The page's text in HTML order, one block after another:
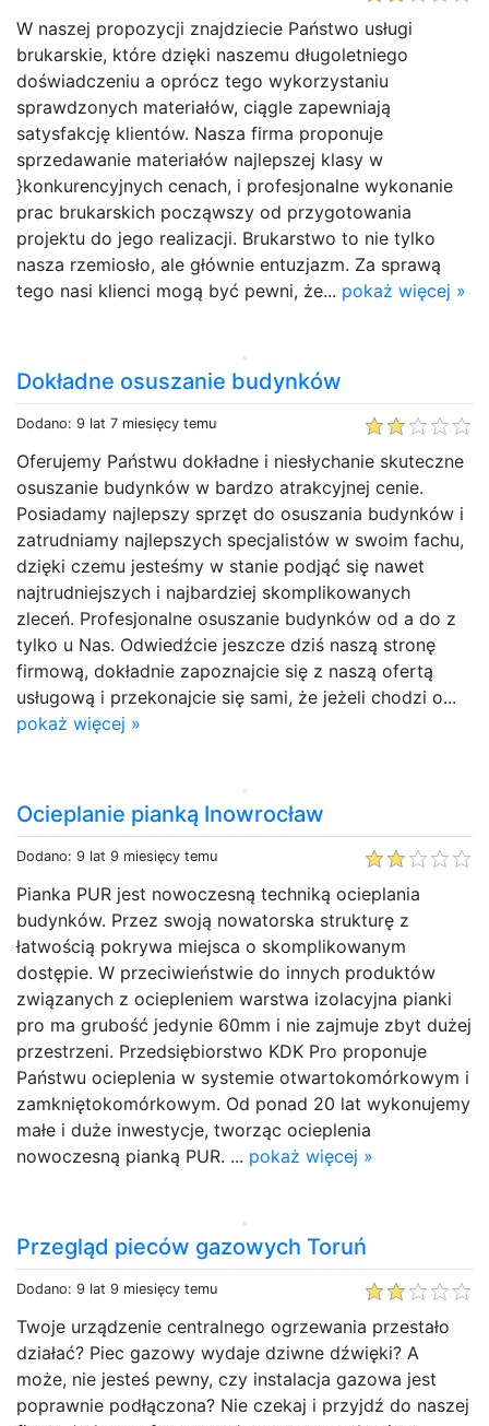
W naszej propozycji znajdziecie Państwo usługi
brukarskie, które dzięki naszemu długoletniego
doświadczeniu a oprócz tego wykorzystaniu
sprawdzonych materiałów, ciągle zapewniają
satysfakcję klientów. Nasza firma proponuje
sprzedawanie materiałów najlepszej klasy w
}konkurencyjnych cenach, i profesjonalne wykonanie
prac brukarskich począwszy od przygotowania
projektu do jego realizacji. Brukarstwo to nie tylko
nasza rzemiosło, ale głównie entuzjazm. Za sprawą
tego nasi klienci mogą być pewni, że... pokaż więcej »
Dokładne osuszanie budynków
Dodano: 9 lat 7 miesięcy temu
Oferujemy Państwu dokładne i niesłychanie skuteczne
osuszanie budynków w bardzo atrakcyjnej cenie.
Posiadamy najlepszy sprzęt do osuszania budynków i
zatrudniamy najlepszych specjalistów w swoim fachu,
dzięki czemu jesteśmy w stanie podjąć się nawet
najtrudniejszych i najbardziej skomplikowanych
zleceń. Profesjonalne osuszanie budynków od a do z
tylko u Nas. Odwiedźcie jeszcze dziś naszą stronę
firmową, dokładnie zapoznajcie się z naszą ofertą
usługową i przekonajcie się sami, że jeżeli chodzi o...
pokaż więcej »
Ocieplanie pianką Inowrocław
Dodano: 9 lat 9 miesięcy temu
Pianka PUR jest nowoczesną techniką ocieplania
budynków. Przez swoją nowatorska strukturę z
łatwością pokrywa miejsca o skomplikowanym
dostępie. W przeciwieństwie do innych produktów
związanych z ociepleniem warstwa izolacyjna pianki
pro ma grubość jedynie 60mm i nie zajmuje zbyt dużej
przestrzeni. Przedsiębiorstwo KDK Pro proponuje
Państwu ocieplenia w systemie otwartokomórkowym i
zamkniętokomórkowym. Od ponad 20 lat wykonujemy
małe i duże inwestycje, tworząc ocieplenia
nowoczesną pianką PUR. ... pokaż więcej »
Przegląd pieców gazowych Toruń
Dodano: 9 lat 9 miesięcy temu
Twoje urządzenie centralnego ogrzewania przestało
działać? Piec gazowy wydaje dziwne dźwięki? A
może, nie jesteś pewny, czy instalacja gazowa jest
poprawnie podłączona? Nie czekaj i przyjdź do naszej